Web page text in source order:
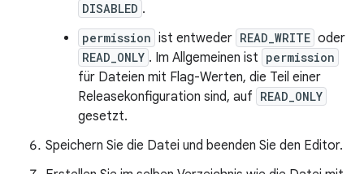
DISABLED .
permission ist entweder READ_WRITE oder
READ_ONLY . Im Allgemeinen ist permission
für Dateien mit Flag-Werten, die Teil einer
Releasekonfiguration sind, auf READ_ONLY
gesetzt.
Speichern Sie die Datei und beenden Sie den Editor.